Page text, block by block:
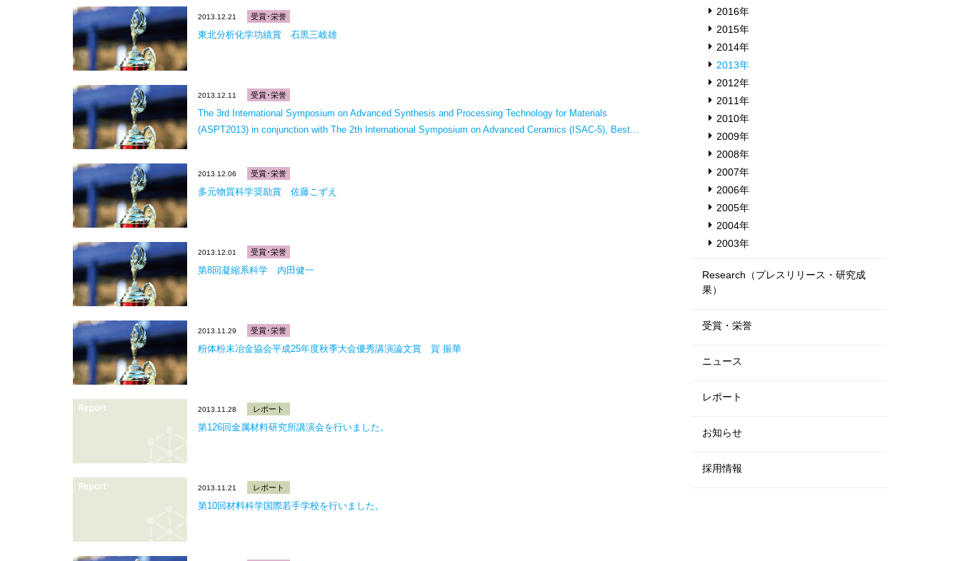
2013.12.21 受賞･栄誉
東北分析化学功績賞 石黒三岐雄
2013.12.11 受賞･栄誉
The 3rd International Symposium on Advanced Synthesis and Processing Technology for Materials
(ASPT2013) in conjunction with The 2th International Symposium on Advanced Ceramics (ISAC-5), Best…
2013.12.06 受賞･栄誉
多元物質科学奨励賞 佐藤こずえ
2013.12.01 受賞･栄誉
第8回凝縮系科学 内田健一
2013.11.29 受賞･栄誉
粉体粉末冶金協会平成25年度秋季大会優秀講演論文賞 賀 振華
2013.11.28 レポート
第126回金属材料研究所講演会を行いました。
2013.11.21 レポート
第10回材料科学国際若手学校を行いました。
2016年
2015年
2014年
2013年
2012年
2011年
2010年
2009年
2008年
2007年
2006年
2005年
2004年
2003年
Research（プレスリリース・研究成
果）
受賞・栄誉
ニュース
レポート
お知らせ
採用情報